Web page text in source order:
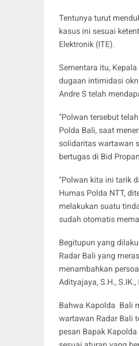
Tentunya turut
kasus ini sesuai
Elektronik (ITE).
Sementara itu,
dugaan intimidasi
Andre S telah
"Polwan tersebut
Polda Bali, saat
solidaritas wartawan
bertugas di Bid
"Polwan kita ini tarik
Humas Polda NTT,
melakukan suatu
sudah otomatis
Begitupun yang
Radar Bali yang
menambahkan
Adityajaya, S.H., S.IK.,
Bahwa Kapolda Bali
wartawan Radar Bali
pesan Bapak